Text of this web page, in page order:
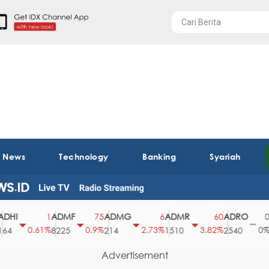
Technology Banking Syariah
0.61%
ADMF
8225
0.9%
ADMG
214
2.73%
ADMR
1510
3.82%
ADRO
2540
43
Advertisement